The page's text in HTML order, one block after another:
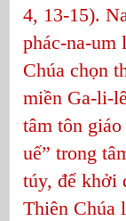
4, 13-15).
phác-na-um
Chúa chọn
miền Ga-li-
tâm tôn
uế” trong
túy, để khởi
Thiên Chúa